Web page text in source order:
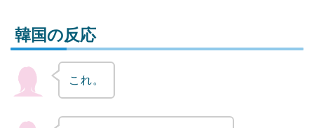
Powered by livedoor 相互RSS
韓国の反応
これ。